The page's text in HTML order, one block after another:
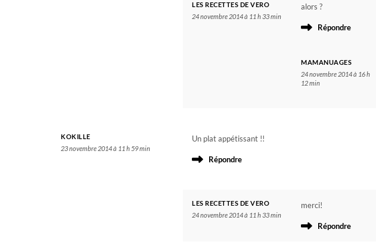
LES RECETTES DE VERO
24 novembre 2014 à 11 h 33 min
alors ?
Répondre
MAMANUAGES
24 novembre 2014 à 16 h
12 min
KOKILLE
23 novembre 2014 à 11 h 59 min
Un plat appétissant !!
Répondre
LES RECETTES DE VERO
24 novembre 2014 à 11 h 33 min
merci!
Répondre